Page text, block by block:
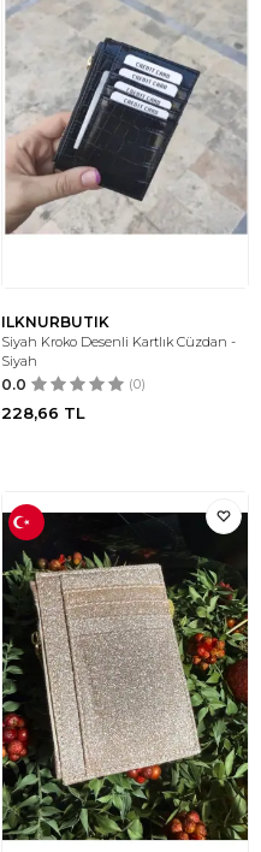
ILKNURBUTIK
Siyah Kroko Desenli Kartlık Cüzdan -
Siyah
0.0 (0)
228,66 TL